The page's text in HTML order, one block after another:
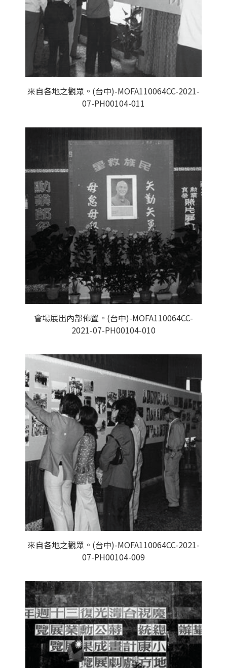
來自各地之觀眾。(台中)-MOFA110064CC-2021-
07-PH00104-011
會場展出內部佈置。(台中)-MOFA110064CC-
2021-07-PH00104-010
來自各地之觀眾。(台中)-MOFA110064CC-2021-
07-PH00104-009